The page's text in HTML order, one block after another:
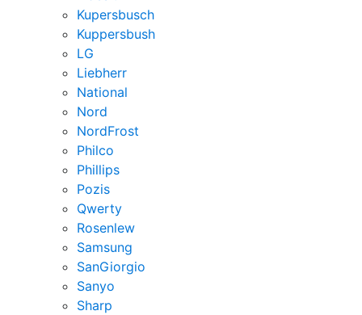
Kupersbusch
Kuppersbush
LG
Liebherr
National
Nord
NordFrost
Philco
Phillips
Pozis
Qwerty
Rosenlew
Samsung
SanGiorgio
Sanyo
Sharp